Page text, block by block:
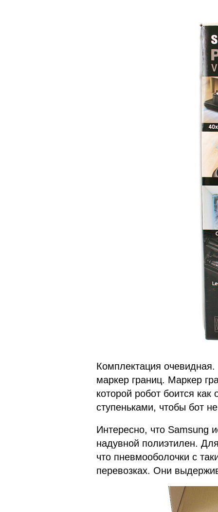
Комплектация
маркер границ. Маркер
которой робот боится
ступеньками, чтобы бот
Интересно, что Samsung
надувной полиэтилен.
что пневмооболочки с
перевозках. Они